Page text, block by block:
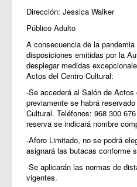
Dirección: Jessica Walker
Público Adulto
A consecuencia de la
disposiciones emitidas por la
desplegar medidas
Actos del Centro Cultural:
-Se accederá al Salón de
previamente se habrá
Cultural. Teléfonos: 968 300
reserva se indicará nombre
-Aforo Limitado, no se podrá
asignará las butacas conforme
-Se aplicarán las normas de
vigentes.